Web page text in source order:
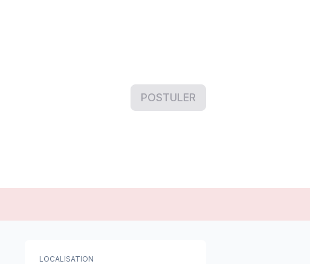
POSTULER
LOCALISATION